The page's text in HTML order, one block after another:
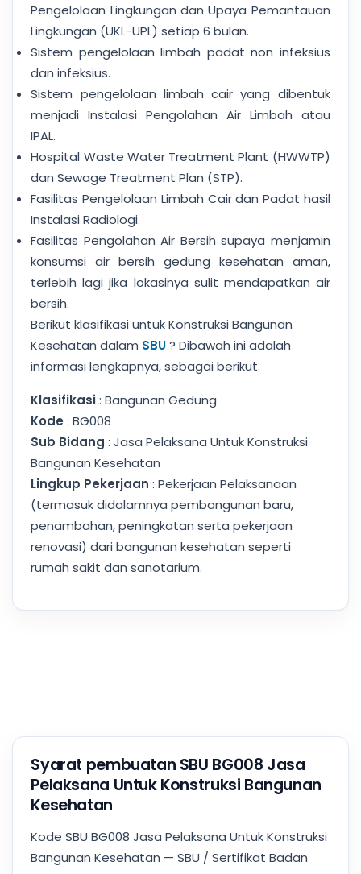
Pengelolaan Lingkungan dan Upaya Pemantauan
Lingkungan (UKL-UPL) setiap 6 bulan.
Sistem pengelolaan limbah padat non infeksius
dan infeksius.
Sistem pengelolaan limbah cair yang dibentuk
menjadi Instalasi Pengolahan Air Limbah atau
IPAL.
Hospital Waste Water Treatment Plant (HWWTP)
dan Sewage Treatment Plan (STP).
Fasilitas Pengelolaan Limbah Cair dan Padat hasil
Instalasi Radiologi.
Fasilitas Pengolahan Air Bersih supaya menjamin
konsumsi air bersih gedung kesehatan aman,
terlebih lagi jika lokasinya sulit mendapatkan air
bersih.
Berikut klasifikasi untuk Konstruksi Bangunan
Kesehatan dalam SBU? Dibawah ini adalah
informasi lengkapnya, sebagai berikut.
Klasifikasi: Bangunan Gedung
Kode : BG008
Sub Bidang : Jasa Pelaksana Untuk Konstruksi
Bangunan Kesehatan
Lingkup Pekerjaan : Pekerjaan Pelaksanaan
(termasuk didalamnya pembangunan baru,
penambahan, peningkatan serta pekerjaan
renovasi) dari bangunan kesehatan seperti
rumah sakit dan sanotarium.
Syarat pembuatan SBU BG008 Jasa
Pelaksana Untuk Konstruksi Bangunan
Kesehatan
Kode SBU BG008 Jasa Pelaksana Untuk Konstruksi
Bangunan Kesehatan — SBU / Sertifikat Badan